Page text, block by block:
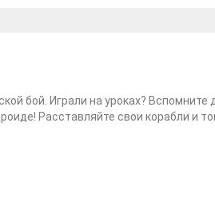
бой. Играли на уроках? Вспомните
Расставляйте свои корабли и